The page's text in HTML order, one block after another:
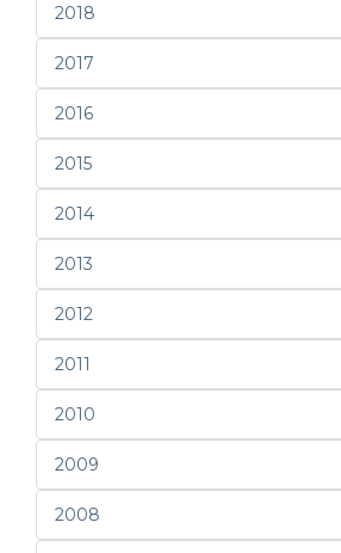
2018
2017
2016
2015
2014
2013
2012
2011
2010
2009
2008